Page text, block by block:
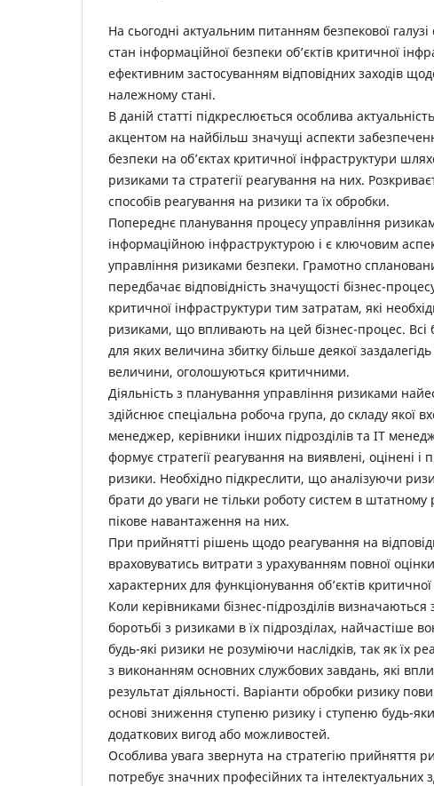
На сьогодні актуальним питанням безпекової
стан інформаційної безпеки об’єктів критичної
ефективним застосуванням відповідних заходів
належному стані.
В даній статті підкреслюється особлива
акцентом на найбільш значущі аспекти
безпеки на об’єктах критичної інфраструктури
ризиками та стратегії реагування на них.
способів реагування на ризики та їх обробки.
Попереднє планування процесу управління
інформаційною інфраструктурою і є ключовим
управління ризиками безпеки. Грамотно
передбачає відповідність значущості бізнес-
критичної інфраструктури тим затратам, які
ризиками, що впливають на цей бізнес-процес. Всі
для яких величина збитку більше деякої
величини, оголошуються критичними.
Діяльність з планування управління ризиками
здійснює спеціальна робоча група, до складу якої
менеджер, керівники інших підрозділів та ІТ
формує стратегії реагування на виявлені, оцінені і
ризики. Необхідно підкреслити, що аналізуючи
брати до уваги не тільки роботу систем в штатному
пікове навантаження на них.
При прийнятті рішень щодо реагування на
враховуватись витрати з урахуванням повної
характерних для функціонування об’єктів
Коли керівниками бізнес-підрозділів
боротьбі з ризиками в їх підрозділах, найчастіше
будь-які ризики не розуміючи наслідків, так як їх
з виконанням основних службових завдань, які
результат діяльності. Варіанти обробки ризику
основі зниження ступеню ризику і ступеню будь-
додаткових вигод або можливостей.
Особлива увага звернута на стратегію прийняття
потребує значних професійних та інтелектуальних